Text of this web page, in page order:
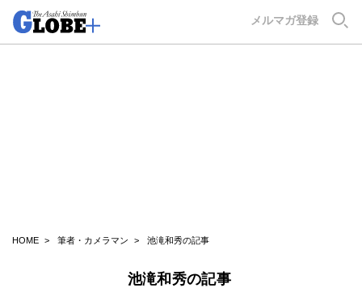
メルマガ登録
HOME 筆者・カメラマン 池滝和秀の記事
池滝和秀の記事